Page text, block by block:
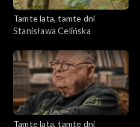
Tamte lata, tamte dni
Stanisława Celińska
Tamte lata, tamte dni